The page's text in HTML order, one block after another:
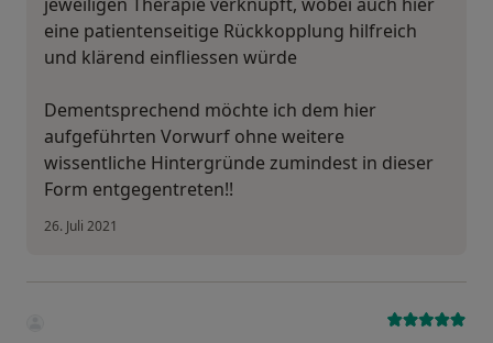
jeweiligen Therapie verknüpft, wobei auch hier
eine patientenseitige Rückkopplung hilfreich
und klärend einfliessen würde
Dementsprechend möchte ich dem hier
aufgeführten Vorwurf ohne weitere
wissentliche Hintergründe zumindest in dieser
Form entgegentreten!!
26. Juli 2021